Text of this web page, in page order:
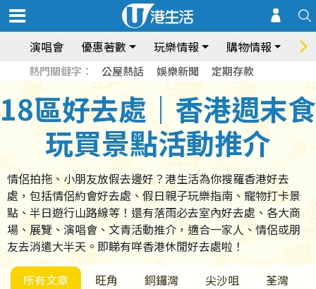
演唱會 優惠著數 玩樂情報 購物情報 飲
熱門關鍵字： 公屋熱話 娛樂新聞 定期存款
18區好去處｜香港週末食
玩買景點活動推介
情侶拍拖、小朋友放假去邊好？港生活為你搜羅香港好去
處，包括情侶約會好去處、假日親子玩樂指南、寵物打卡景
點、半日遊行山路線等！還有落雨必去室內好去處、各大商
場、展覽、演唱會、文青活動推介，適合一家人、情侶或朋
友去消遣大半天。即睇有咩香港休閒好去處啦！
所有文章
旺角 銅鑼灣 尖沙咀 荃灣